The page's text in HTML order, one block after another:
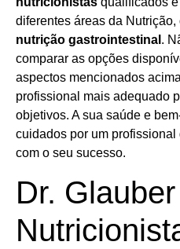
diferentes áreas da Nutrição,
nutrição gastrointestinal .
comparar as opções
aspectos mencionados
profissional mais adequado
objetivos. A sua saúde e
cuidados por um
com o seu sucesso.
Dr.